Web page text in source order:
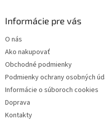
Informácie pre vás
O nás
Ako nakupovať
Obchodné podmienky
Podmienky ochrany osobných
Informácie o súboroch cookies
Doprava
Kontakty